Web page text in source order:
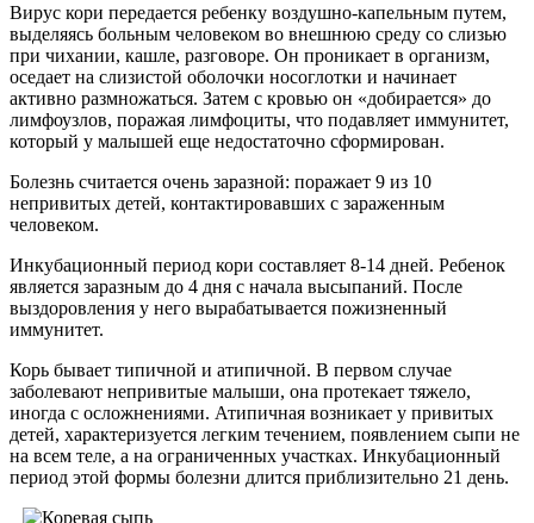
Вирус кори передается ребенку воздушно-капельным путем,
выделяясь больным человеком во внешнюю среду со слизью
при чихании, кашле, разговоре. Он проникает в организм,
оседает на слизистой оболочки носоглотки и начинает
активно размножаться. Затем с кровью он «добирается» до
лимфоузлов, поражая лимфоциты, что подавляет иммунитет,
который у малышей еще недостаточно сформирован.
Болезнь считается очень заразной: поражает 9 из 10
непривитых детей, контактировавших с зараженным
человеком.
Инкубационный период кори составляет 8-14 дней. Ребенок
является заразным до 4 дня с начала высыпаний. После
выздоровления у него вырабатывается пожизненный
иммунитет.
Корь бывает типичной и атипичной. В первом случае
заболевают непривитые малыши, она протекает тяжело,
иногда с осложнениями. Атипичная возникает у привитых
детей, характеризуется легким течением, появлением сыпи не
на всем теле, а на ограниченных участках. Инкубационный
период этой формы болезни длится приблизительно 21 день.